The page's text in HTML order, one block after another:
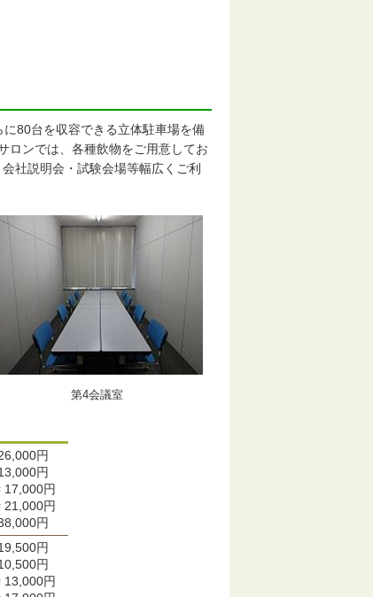
80台を収容できる立体駐車場を備
ロンでは、各種飲物をご用意してお
社説明会・試験会場等幅広くご利
第4会議室
円
円
17,000円
21,000円
円
円
円
13,000円